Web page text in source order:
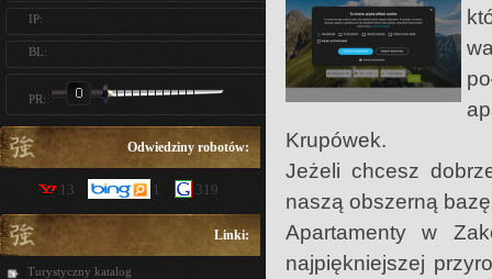
IP:
BL:
PR:
Odwiedziny robotów:
13 1 319
Linki:
Turystyczny katalog
Krupówek.
Jeżeli chcesz
naszą obszerną
Apartamenty w
najpiękniejszej